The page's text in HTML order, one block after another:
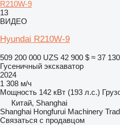
R210W-9
13
ВИДЕО
Hyundai R210W-9
509 200 000 UZS 42 900 $ ≈ 37
Гусеничный экскаватор
2024
1 308 м/ч
Мощность 142 кВт (193 л.с.)
Китай, Shanghai
Shanghai Hongfurui Machinery
Связаться с продавцом